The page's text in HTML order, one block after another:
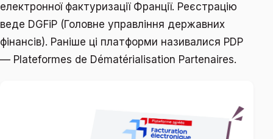
електронної фактуризації Франції. Реєстрацію
веде DGFiP (Головне управління державних
фінансів). Раніше ці платформи називалися PDP
— Plateformes de Dématérialisation Partenaires.